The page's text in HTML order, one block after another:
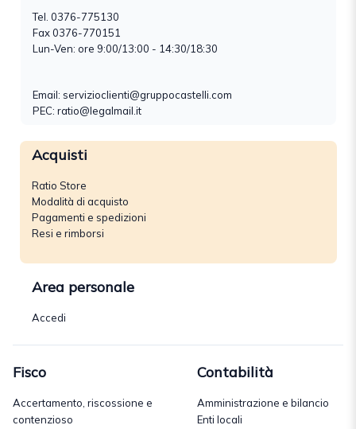
Tel. 0376-775130
Fax 0376-770151
Lun-Ven: ore 9:00/13:00 - 14:30/18:30
Email: servizioclienti@gruppocastelli.com
PEC: ratio@legalmail.it
Acquisti
Ratio Store
Modalità di acquisto
Pagamenti e spedizioni
Resi e rimborsi
Area personale
Accedi
Fisco
Accertamento, riscossione e
contenzioso
Contabilità
Amministrazione e bilancio
Enti locali